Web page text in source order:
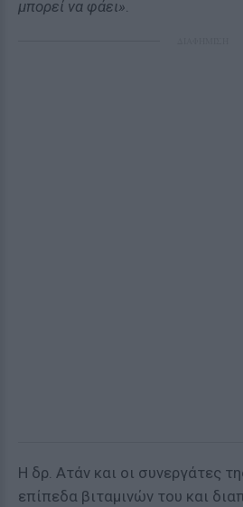
μπορεί να φάει».
Η δρ. Ατάν και οι συνεργάτες
επίπεδα βιταμινών του και